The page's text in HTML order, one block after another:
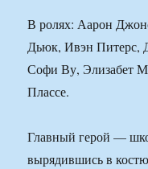
В ролях: Аарон
Дьюк, Ивэн Питерс,
Софи Ву, Элизабет
Плассе.
Главный герой —
вырядившись в